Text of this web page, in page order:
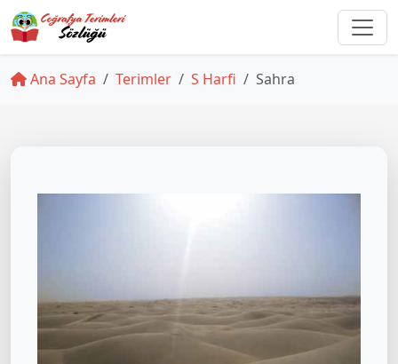
Ana Sayfa Terimler S Harfi Sahra